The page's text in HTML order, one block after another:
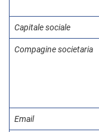
Capitale sociale
Compagine societaria
Email